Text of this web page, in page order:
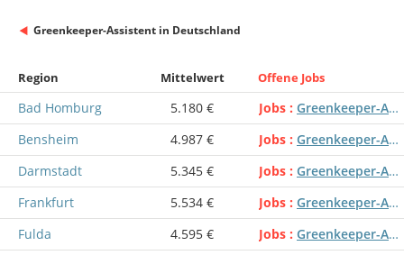
Greenkeeper-Assistent in Deutschland
Region Mittelwert Offene Jobs
Bad Homburg 5.180 € Jobs
Greenkeeper-Assistent
Bensheim
4.987 € Jobs
Greenkeeper-Assistent
Darmstadt
5.345 € Jobs
Greenkeeper-Assistent
Frankfurt
5.534 € Jobs
Greenkeeper-Assistent
Fulda
4.595 € Jobs
Greenkeeper-Assistent